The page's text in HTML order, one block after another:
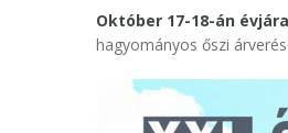
Október 17-18-án
hagyományos őszi